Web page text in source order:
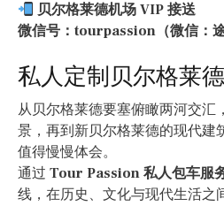
贝尔格莱德机场 VIP 接送
微信号：tourpassion（微信：
私人定制贝尔格莱
从贝尔格莱德要塞俯瞰两河交汇
景，再到新贝尔格莱德的现代建
值得慢慢体会。
通过 Tour Passion 私人包车服
线，在历史、文化与现代生活之